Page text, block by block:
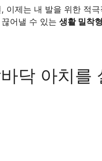
이제는 내 발을 위한 적
어낼 수 있는 생활 밀착
닥 아치를